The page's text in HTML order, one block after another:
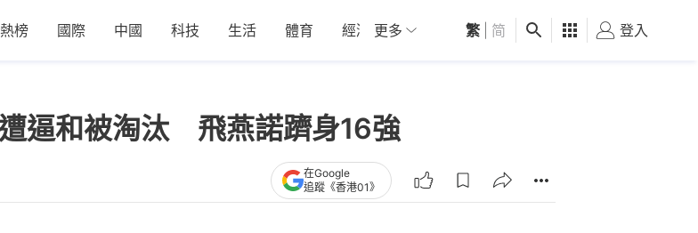
熱榜 國際 中國 科技 生活 體育 經濟 01深圳 觀點 健康 好食玩飛
更多 繁 简 登入
逼和被淘汰 飛燕諾躋身16強
在Google
追蹤《香港01》